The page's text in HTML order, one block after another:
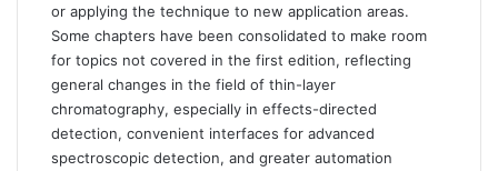
or applying the technique to new application areas.
Some chapters have been consolidated to make room
for topics not covered in the first edition, reflecting
general changes in the field of thin-layer
chromatography, especially in effects-directed
detection, convenient interfaces for advanced
spectroscopic detection, and greater automation